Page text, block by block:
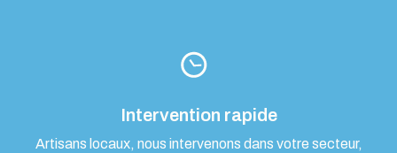
Intervention rapide
Artisans locaux, nous intervenons dans votre secteur,